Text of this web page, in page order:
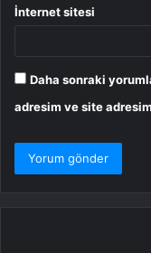
İnternet sitesi
Daha sonraki
adresim ve site